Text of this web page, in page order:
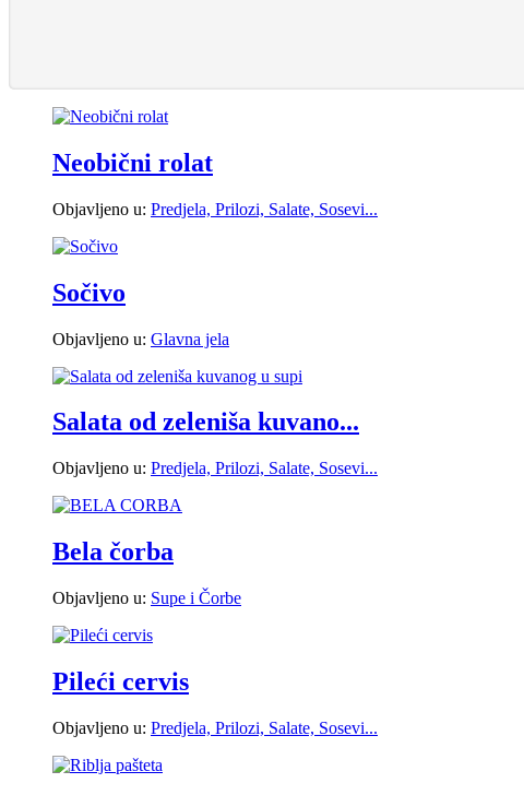
Neobični rolat
Objavljeno u: Predjela, Prilozi, Salate, Sosevi...
Sočivo
Objavljeno u: Glavna jela
Salata od zeleniša kuvano...
Objavljeno u: Predjela, Prilozi, Salate, Sosevi...
Bela čorba
Objavljeno u: Supe i Čorbe
Pileći cervis
Objavljeno u: Predjela, Prilozi, Salate, Sosevi...